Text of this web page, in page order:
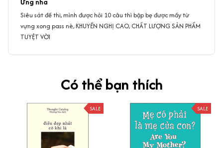
Siêu sát đề thi, mình được hỏi 10 câu thì bập bẹ được mấy từ
vựng xong pass nè, KHUYẾN NGHỊ CAO, CHẤT LƯỢNG SẢN PHẨM
TUYỆT VỜI
Có thể bạn thích
SALE SALE